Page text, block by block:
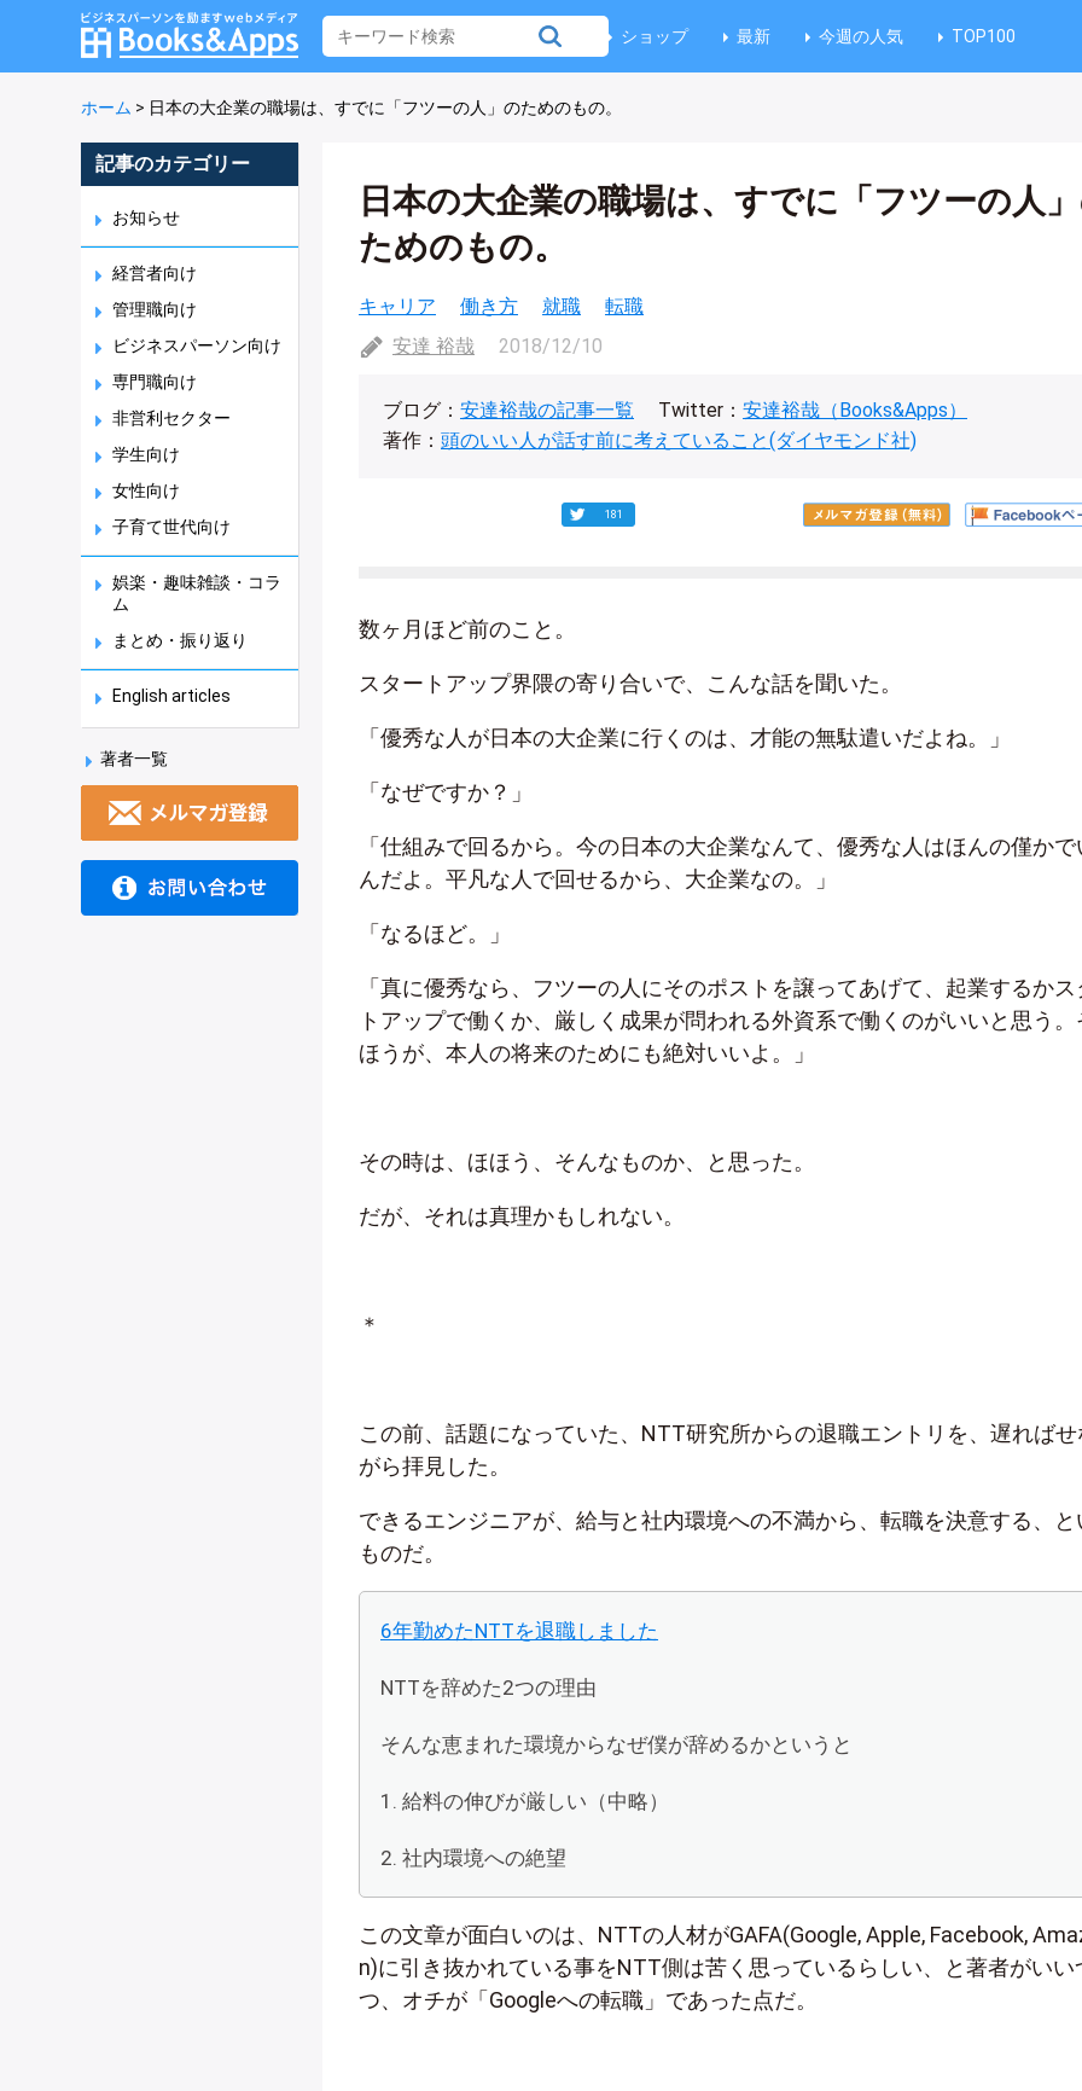
ショップ 最新 今週の人気 TOP100
ホーム > 日本の大企業の職場は、すでに「フツーの人」のためのもの。
記事のカテゴリー
お知らせ
経営者向け
管理職向け
ビジネスパーソン向け
専門職向け
非営利セクター
学生向け
女性向け
子育て世代向け
娯楽・趣味雑談・コラ
ム
まとめ・振り返り
English articles
著者一覧
日本の大企業の職場は、すでに「フツーの人
ためのもの。
キャリア 働き方 就職
転職
安達 裕哉
2018/12/10
ブログ： 安達裕哉の記事一覧 Twitter： 安達裕哉（Books&Apps）
著作： 頭のいい人が話す前に考えていること(ダイヤモンド社)
181
数ヶ月ほど前のこと。
スタートアップ界隈の寄り合いで、こんな話を聞いた。
「優秀な人が日本の大企業に行くのは、才能の無駄遣いだよね。」
「なぜですか？」
「仕組みで回るから。今の日本の大企業なんて、優秀な人はほんの僅かで
んだよ。平凡な人で回せるから、大企業なの。」
「なるほど。」
「真に優秀なら、フツーの人にそのポストを譲ってあげて、起業するかス
トアップで働くか、厳しく成果が問われる外資系で働くのがいいと思う。
ほうが、本人の将来のためにも絶対いいよ。」
その時は、ほほう、そんなものか、と思った。
だが、それは真理かもしれない。
＊
この前、話題になっていた、NTT研究所からの退職エントリを、遅ればせ
がら拝見した。
できるエンジニアが、給与と社内環境への不満から、転職を決意する、と
ものだ。
6年勤めたNTTを退職しました
NTTを辞めた2つの理由
そんな恵まれた環境からなぜ僕が辞めるかというと
1. 給料の伸びが厳しい（中略）
2. 社内環境への絶望
この文章が面白いのは、NTTの人材がGAFA(Google, Apple, Facebook,
n)に引き抜かれている事をNTT側は苦く思っているらしい、と著者がいい
つ、オチが「Googleへの転職」であった点だ。